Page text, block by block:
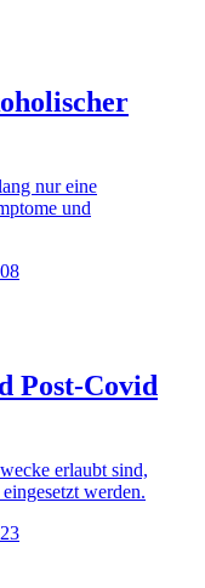
nur eine
und
Post-Covid
erlaubt sind,
werden.